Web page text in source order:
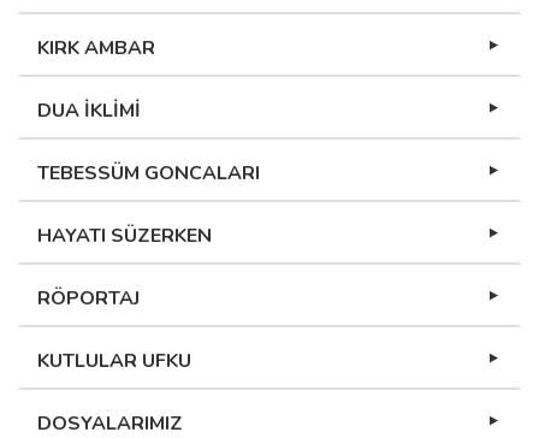
KIRK AMBAR
DUA İKLİMİ
TEBESSÜM GONCALARI
HAYATI SÜZERKEN
RÖPORTAJ
KUTLULAR UFKU
DOSYALARIMIZ